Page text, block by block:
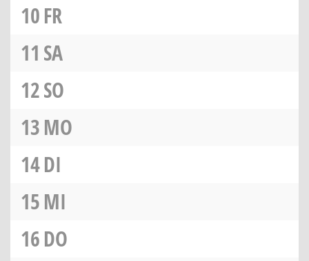
10FR
11 SA
12SO
13MO
14DI
15MI
16DO